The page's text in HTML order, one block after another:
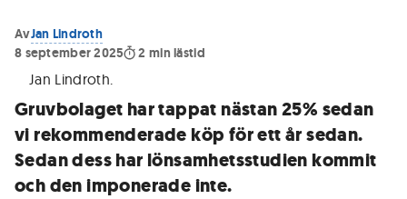
AvJan Lindroth
8 september 2025
2 min lästid
Jan Lindroth.
Gruvbolaget har tappat nästan 25% sedan
vi rekommenderade köp för ett år sedan.
Sedan dess har lönsamhetsstudien kommit
och den imponerade inte.